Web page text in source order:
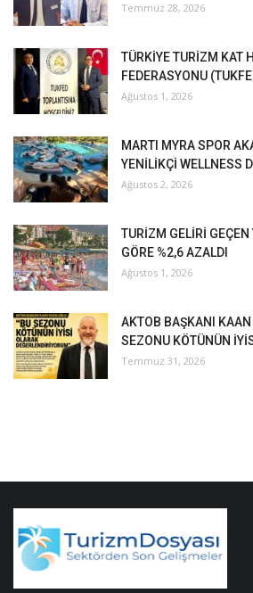
Temmuz 28, 2026
TÜRKİYE TURİZM KAT
FEDERASYONU
Ağustos 1, 2026
MARTI MYRA SPOR
YENİLİKÇİ WELLNESS
Ağustos 2, 2026
TURİZM GELİRİ
GÖRE %2,6 AZALDI
Ağustos 1, 2026
AKTOB BAŞKANI KAAN
SEZONU KÖTÜNÜN
Temmuz 31, 2026